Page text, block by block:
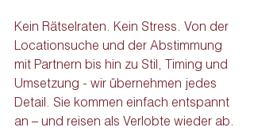
Kein Rätselraten. Kein Stress. Von der
Locationsuche und der Abstimmung
mit Partnern bis hin zu Stil, Timing und
Umsetzung - wir übernehmen jedes
Detail. Sie kommen einfach entspannt
an – und reisen als Verlobte wieder ab.